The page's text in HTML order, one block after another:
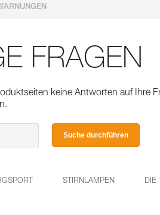
FRAGEN
keine Antworten auf Ihre
Suche durchführen
STIRNLAMPEN DIE